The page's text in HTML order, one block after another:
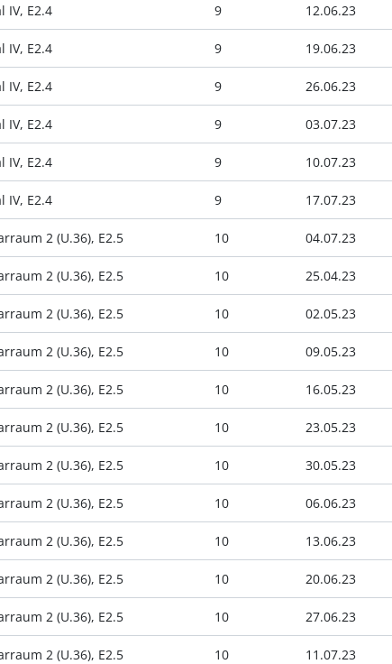
IV, E2.4 9 12.06.23
IV, E2.4 9 19.06.23
IV, E2.4 9 26.06.23
IV, E2.4 9 03.07.23
IV, E2.4 9 10.07.23
IV, E2.4 9 17.07.23
2 (U.36), E2.5 10 04.07.23
2 (U.36), E2.5 10 25.04.23
2 (U.36), E2.5 10 02.05.23
2 (U.36), E2.5 10 09.05.23
2 (U.36), E2.5 10 16.05.23
2 (U.36), E2.5 10 23.05.23
2 (U.36), E2.5 10 30.05.23
2 (U.36), E2.5 10 06.06.23
2 (U.36), E2.5 10 13.06.23
2 (U.36), E2.5 10 20.06.23
2 (U.36), E2.5 10 27.06.23
2 (U.36), E2.5 10 11.07.23